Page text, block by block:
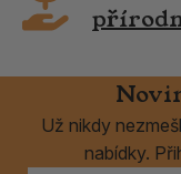
Už nikdy
nabídky.